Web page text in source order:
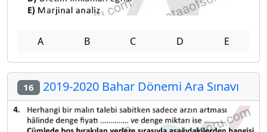
A B C D E
16 2019-2020 Bahar Dönemi Ara Sınavı